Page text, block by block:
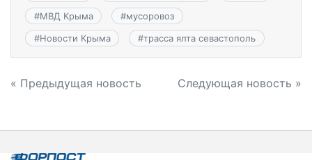
#МВД Крыма #мусоровоз
#Новости Крыма #трасса ялта севастополь
Навигация
записям
« Предыдущая новость Следующая новость »